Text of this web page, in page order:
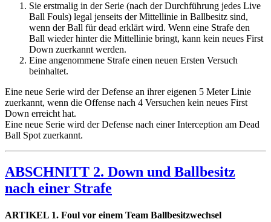
Sie erstmalig in der Serie (nach der Durchführung jedes Live
Ball Fouls) legal jenseits der Mittellinie in Ballbesitz sind,
wenn der Ball für dead erklärt wird. Wenn eine Strafe den
Ball wieder hinter die Mittellinie bringt, kann kein neues First
Down zuerkannt werden.
Eine angenommene Strafe einen neuen Ersten Versuch
beinhaltet.
Eine neue Serie wird der Defense an ihrer eigenen 5 Meter Linie
zuerkannt, wenn die Offense nach 4 Versuchen kein neues First
Down erreicht hat.
Eine neue Serie wird der Defense nach einer Interception am Dead
Ball Spot zuerkannt.
ABSCHNITT 2. Down und Ballbesitz
nach einer Strafe
ARTIKEL 1. Foul vor einem Team Ballbesitzwechsel